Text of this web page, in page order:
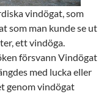
vindögat, som
som man kunde se ut
ett vindöga.
försvann Vindögat
med lucka eller
genom vindögat